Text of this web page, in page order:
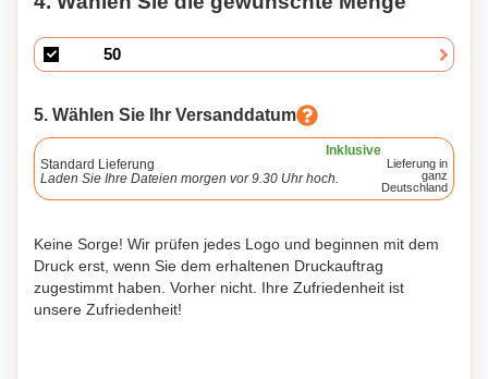
5. Wählen Sie Ihr Versanddatum
Inklusive
Standard Lieferung
Laden Sie Ihre Dateien morgen vor 9.30 Uhr hoch.
Lieferung in
ganz
Deutschland
Keine Sorge! Wir prüfen jedes Logo und beginnen mit dem
Druck erst, wenn Sie dem erhaltenen Druckauftrag
zugestimmt haben. Vorher nicht. Ihre Zufriedenheit ist
unsere Zufriedenheit!